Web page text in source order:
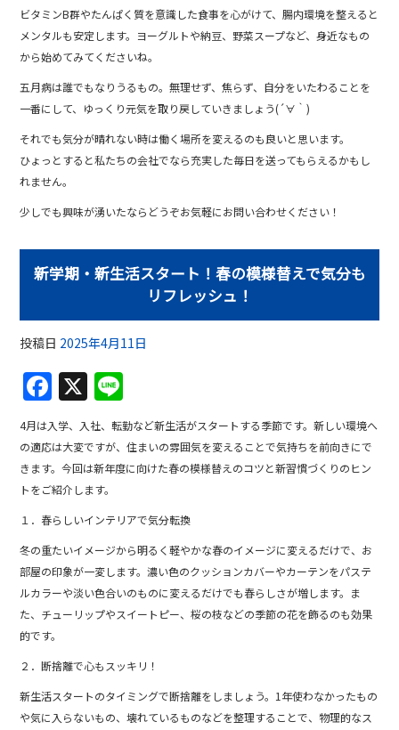
ビタミンB群やたんぱく質を意識した食事を心がけて、腸内環境を整えると
メンタルも安定します。ヨーグルトや納豆、野菜スープなど、身近なもの
から始めてみてくださいね。
五月病は誰でもなりうるもの。無理せず、焦らず、自分をいたわることを
一番にして、ゆっくり元気を取り戻していきましょう(´∀｀)
それでも気分が晴れない時は働く場所を変えるのも良いと思います。
ひょっとすると私たちの会社でなら充実した毎日を送ってもらえるかもし
れません。
少しでも興味が湧いたならどうぞお気軽にお問い合わせください！
新学期・新生活スタート！春の模様替えで気分も
リフレッシュ！
投稿日 2025年4月11日
F
a
c
e
b
o
o
k
X
n
e
4月は入学、入社、転勤など新生活がスタートする季節です。新しい環境へ
の適応は大変ですが、住まいの雰囲気を変えることで気持ちを前向きにで
きます。今回は新年度に向けた春の模様替えのコツと新習慣づくりのヒン
トをご紹介します。
１．春らしいインテリアで気分転換
冬の重たいイメージから明るく軽やかな春のイメージに変えるだけで、お
部屋の印象が一変します。濃い色のクッションカバーやカーテンをパステ
ルカラーや淡い色合いのものに変えるだけでも春らしさが増します。ま
た、チューリップやスイートピー、桜の枝などの季節の花を飾るのも効果
的です。
２．断捨離で心もスッキリ！
新生活スタートのタイミングで断捨離をしましょう。1年使わなかったもの
や気に入らないもの、壊れているものなどを整理することで、物理的なス